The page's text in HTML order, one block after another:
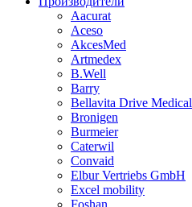
Aacurat
Aceso
AkcesMed
Artmedex
B.Well
Barry
Bellavita Drive Medical
Bronigen
Burmeier
Caterwil
Convaid
Elbur Vertriebs GmbH
Excel mobility
Foshan